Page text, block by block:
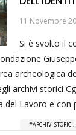
11 Novembre
Si è svolto il
archeologica
archivi storici
del Lavoro e con
ARCHIVI